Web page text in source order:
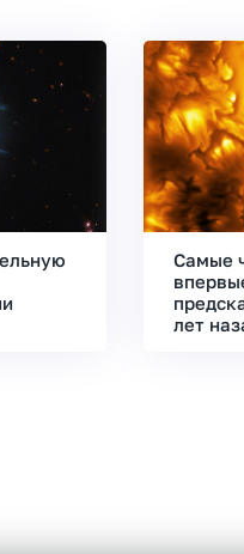
Самые
лет